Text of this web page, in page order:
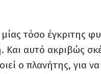
τόσο έγκριτης
Και αυτό ακριβώς
ο πλανήτης, για να